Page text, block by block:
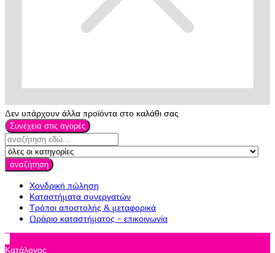
Δεν υπάρχουν άλλα προϊόντα στο καλάθι σας
Συνέχεια στις αγορές
αναζήτηση
Χονδρική πώληση
Καταστήματα συνεργατών
Τρόποι αποστολής & μεταφορικά
Ωράριο καταστήματος - επικοινωνία
Κατάλογος